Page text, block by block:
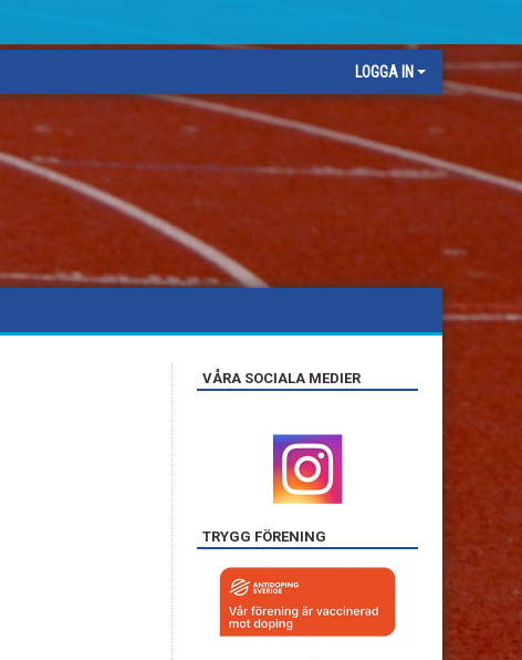
LOGGA IN
VÅRA SOCIALA MEDIER
TRYGG FÖRENING